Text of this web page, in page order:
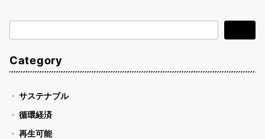
索
Category
サステナブル
循環経済
再生可能